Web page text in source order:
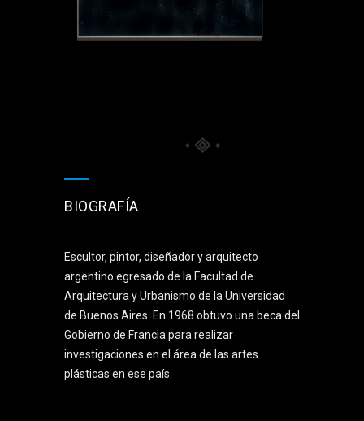
BIOGRAFÍA
Escultor, pintor, diseñador y arquitecto
argentino egresado de la Facultad de
Arquitectura y Urbanismo de la Universidad
de Buenos Aires. En 1968 obtuvo una beca del
Gobierno de Francia para realizar
investigaciones en el área de las artes
plásticas en ese país.